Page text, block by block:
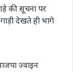
की सूचना पर
देखते ही भागे
ज्वाइन